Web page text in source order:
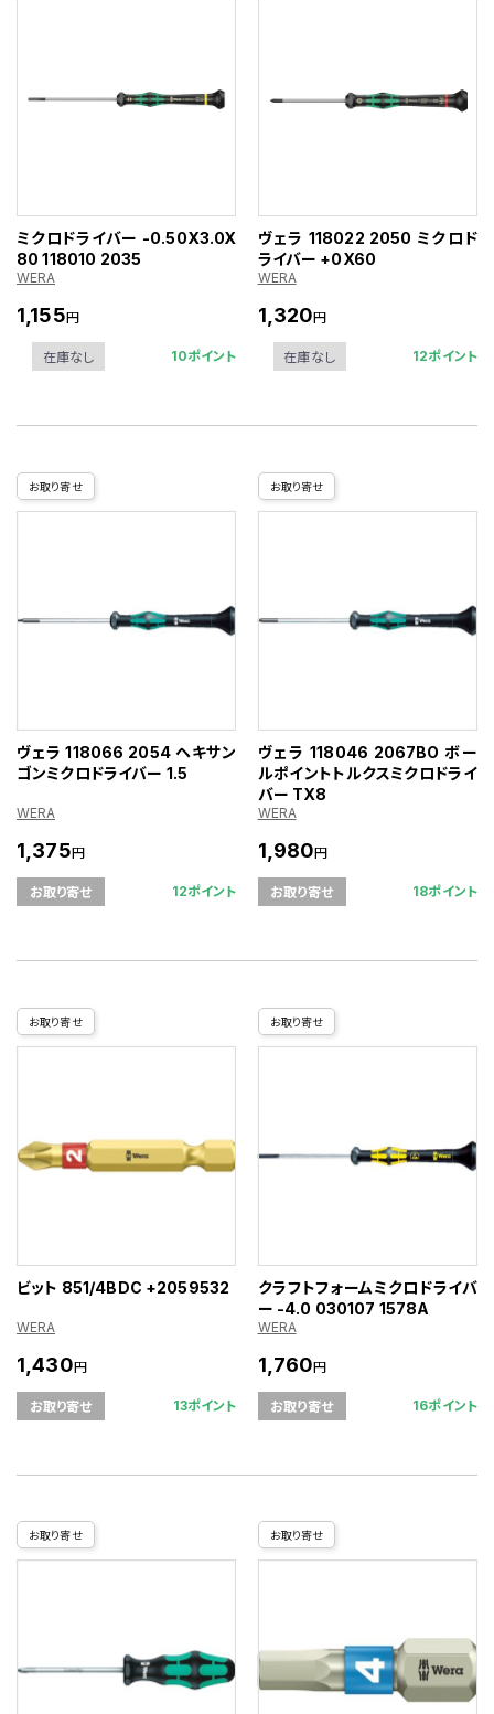
ミクロドライバー -0.50X3.0X
80 118010 2035
WERA
1,155円
在庫なし 10ポイント
ヴェラ 118022 2050 ミクロド
ライバー +0X60
WERA
1,320円
在庫なし 12ポイント
お取り寄せ
ヴェラ 118066 2054 ヘキサン
ゴンミクロドライバー 1.5
WERA
1,375円
お取り寄せ 12ポイント
お取り寄せ
ヴェラ 118046 2067BO ボー
ルポイントトルクスミクロドライ
バー TX8
WERA
1,980円
お取り寄せ 18ポイント
お取り寄せ
ビット 851/4BDC +2059532
WERA
1,430円
お取り寄せ 13ポイント
お取り寄せ
クラフトフォームミクロドライバ
ー -4.0 030107 1578A
WERA
1,760円
お取り寄せ 16ポイント
お取り寄せ お取り寄せ